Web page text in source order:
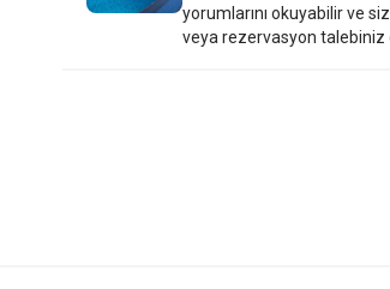
yorumlarını okuyabilir ve
veya rezervasyon talebiniz